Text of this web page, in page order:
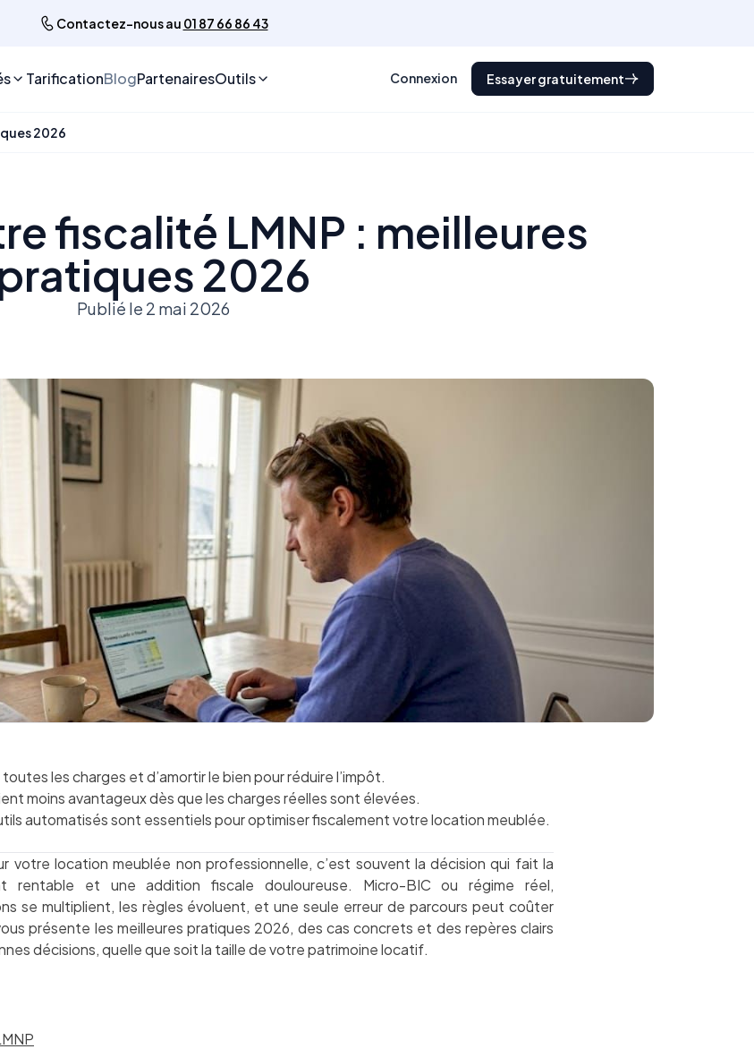
Contactez-nous au 01 87 66 86 43
TarificationBlogPartenairesOutils Connexion Essayer gratuitement
2026
fiscalité LMNP : meilleures
2026
Publié le 2 mai 2026
les charges et d’amortir le bien pour réduire l’impôt.
moins avantageux dès que les charges réelles sont élevées.
automatisés sont essentiels pour optimiser fiscalement votre location meublée.
votre location meublée non professionnelle, c’est souvent la décision qui fait la
rentable et une addition fiscale douloureuse. Micro-BIC ou régime réel,
se multiplient, les règles évoluent, et une seule erreur de parcours peut coûter
présente les meilleures pratiques 2026, des cas concrets et des repères clairs
décisions, quelle que soit la taille de votre patrimoine locatif.